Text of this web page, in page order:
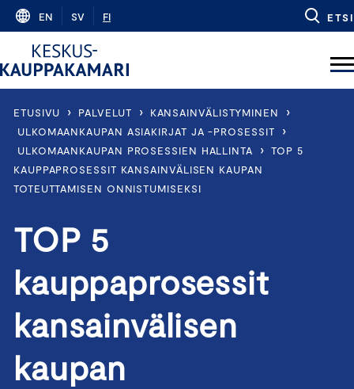
Skip
content
EN SV FI ETSI
ETUSIVU › PALVELUT › KANSAINVÄLISTYMINEN ›
ULKOMAANKAUPAN ASIAKIRJAT JA -PROSESSIT ›
ULKOMAANKAUPAN PROSESSIEN HALLINTA › TOP 5
KAUPPAPROSESSIT KANSAINVÄLISEN KAUPAN
TOTEUTTAMISEN ONNISTUMISEKSI
TOP 5
kauppaprosessit
kansainvälisen
kaupan